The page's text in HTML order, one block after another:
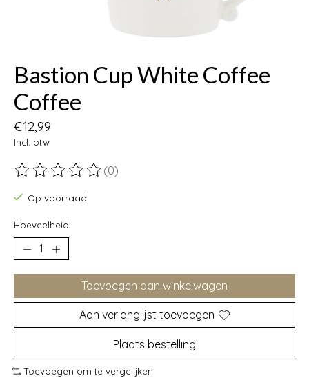
Bastion Cup White Coffee
Coffee
€12,99
Incl. btw
De beoordeling van dit product is
(0)
Op voorraad
Hoeveelheid:
Toevoegen aan winkelwagen
Aan verlanglijst toevoegen
Plaats bestelling
Toevoegen om te vergelijken